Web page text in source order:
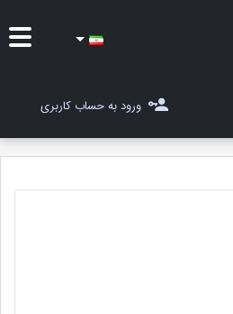
ورود به حساب کاربری